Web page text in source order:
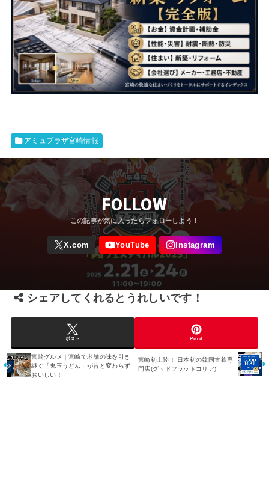
アミュプラザ宮崎情報
FOLLOW
シェアしてくれるとうれしいです！
ポスト Pin it
宮崎グルメ｜宮崎で老舗の味を引き
継ぐ「鬼玉うどん」が昔と変わらず
おいしい！
宮崎初上陸！ 日本初の韓国古着専
門店(グッドフラットコリア)